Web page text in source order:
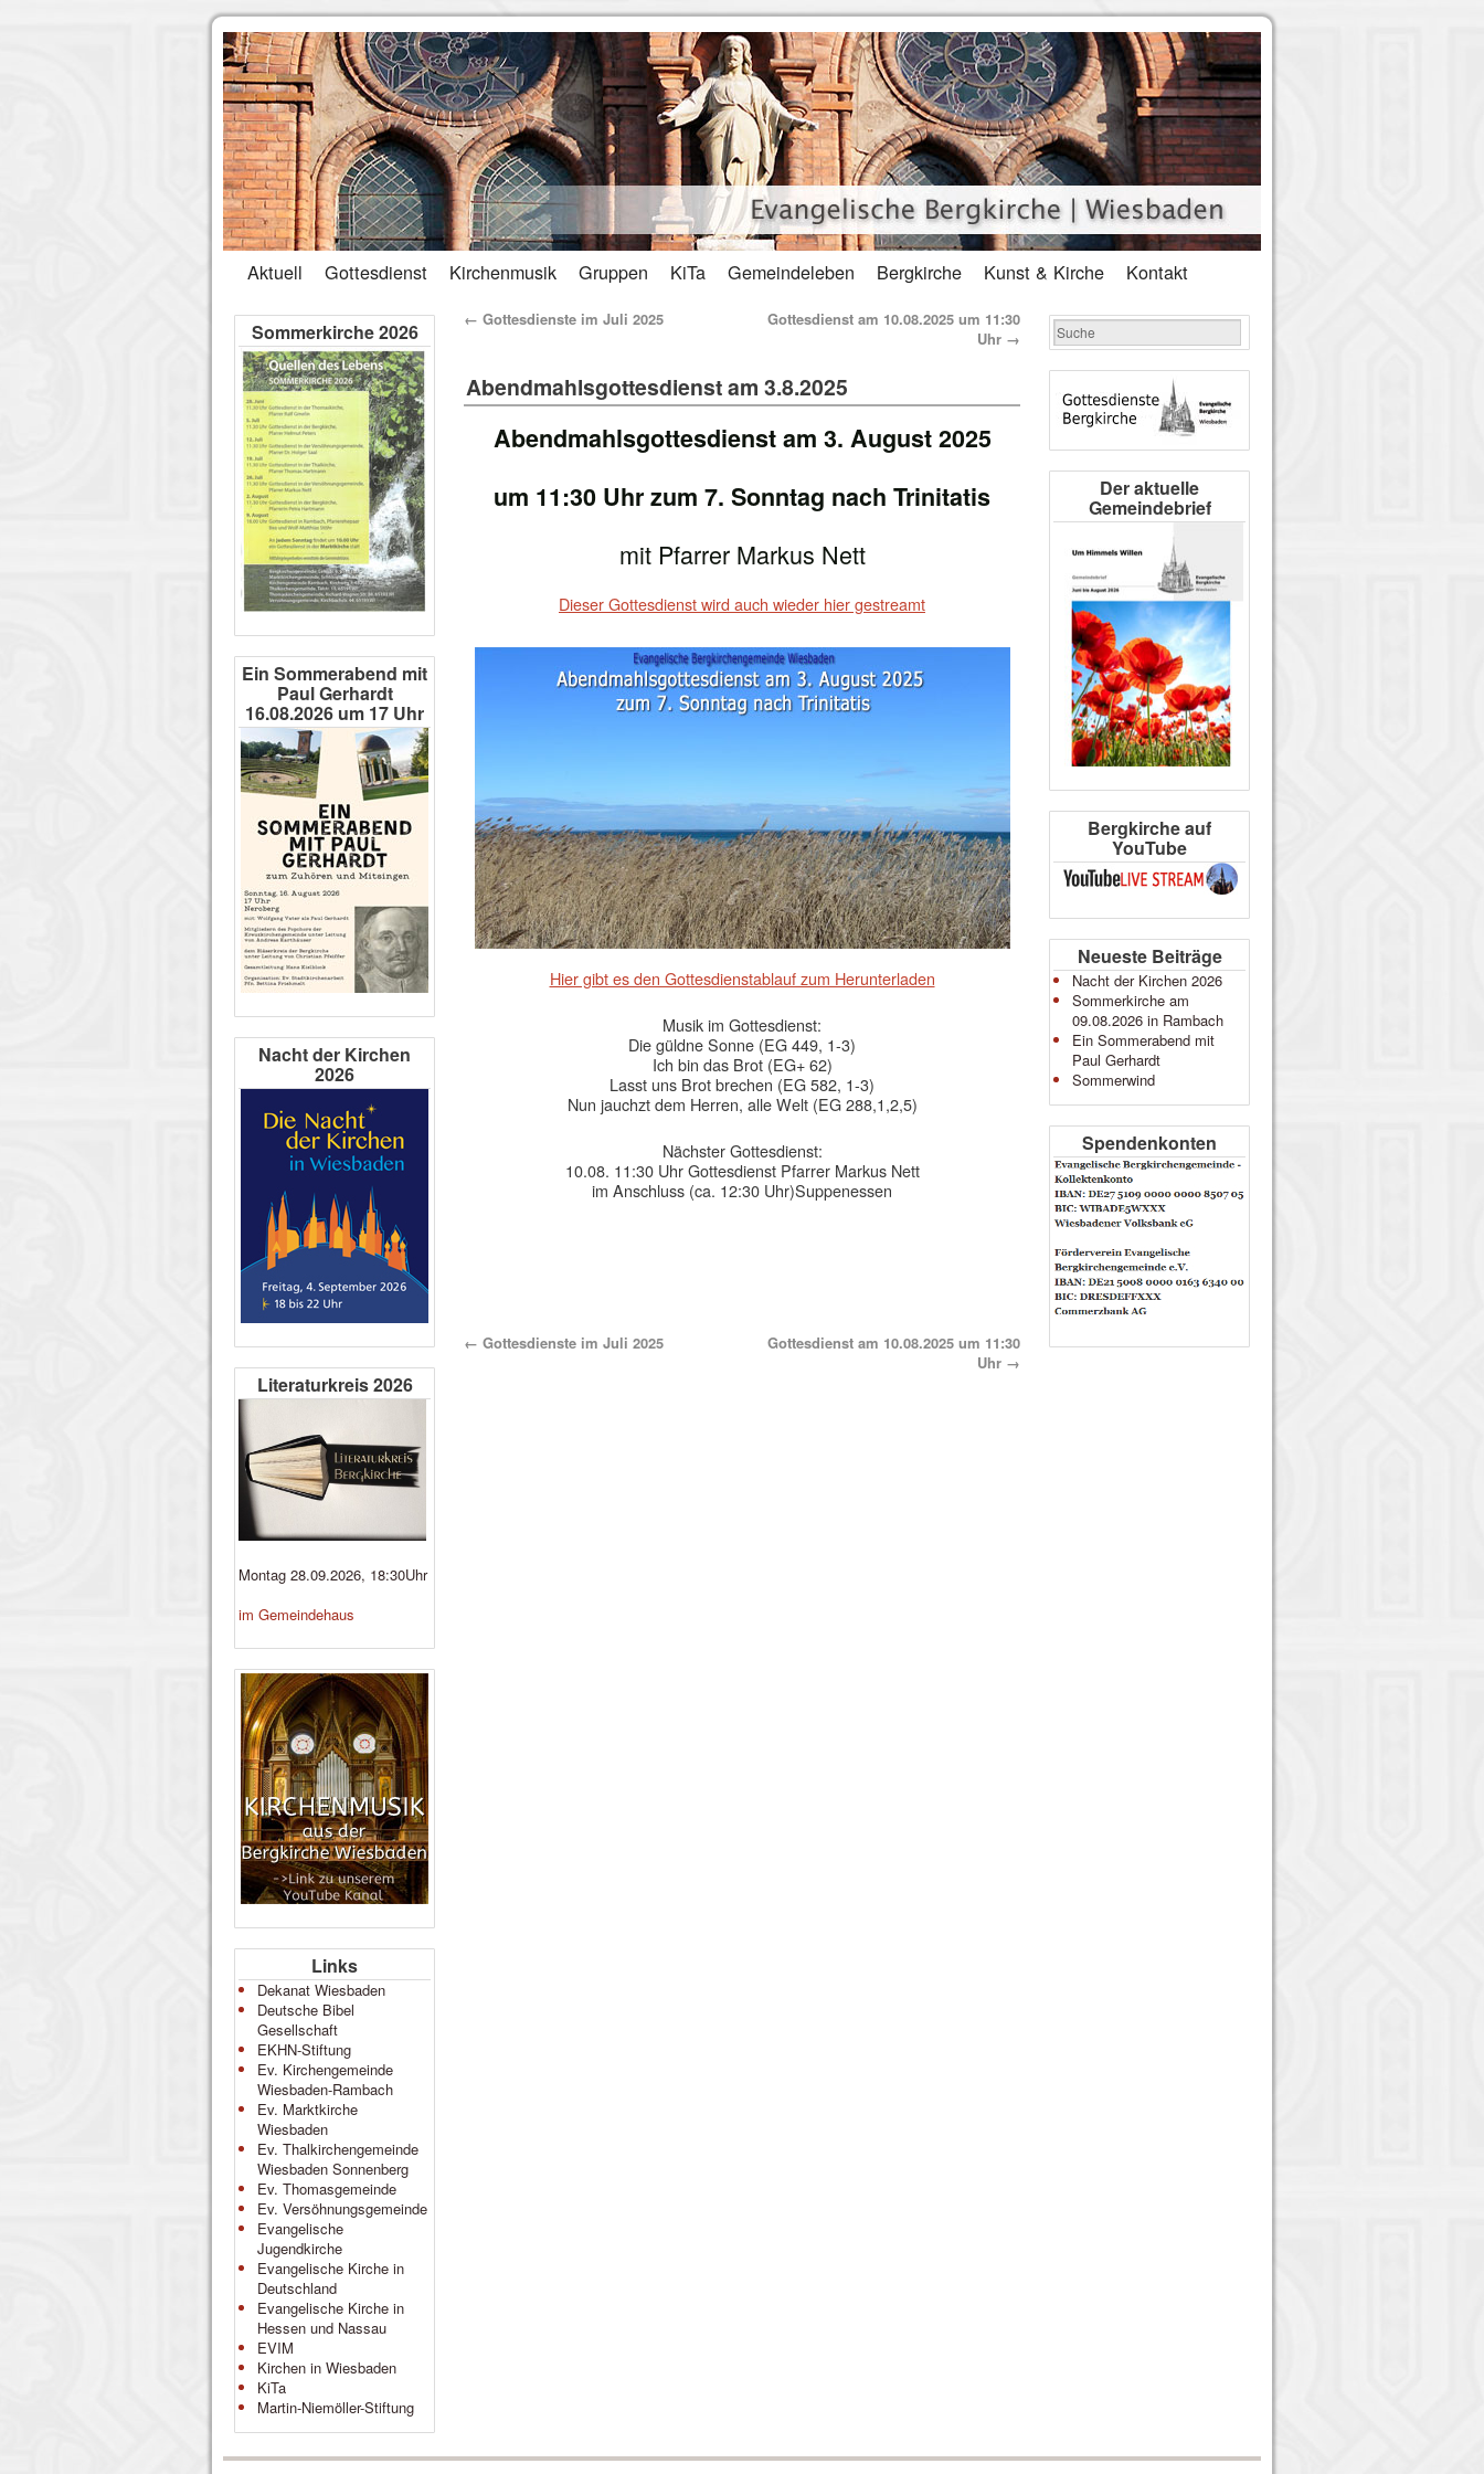
Aktuell Gottesdienst Kirchenmusik Gruppen KiTa Gemeindeleben Bergkirche Kunst & Kirche Kontakt
← Gottesdienste im Juli 2025
Gottesdienst am 10.08.2025 um 11:30
Uhr →
Abendmahlsgottesdienst am 3.8.2025
Abendmahlsgottesdienst am 3. August 2025
um 11:30 Uhr zum 7. Sonntag nach Trinitatis
mit Pfarrer Markus Nett
Dieser Gottesdienst wird auch wieder hier gestreamt
Hier gibt es den Gottesdienstablauf zum Herunterladen
Musik im Gottesdienst:
Die güldne Sonne (EG 449, 1-3)
Ich bin das Brot (EG+ 62)
Lasst uns Brot brechen (EG 582, 1-3)
Nun jauchzt dem Herren, alle Welt (EG 288,1,2,5)
Nächster Gottesdienst:
10.08. 11:30 Uhr Gottesdienst Pfarrer Markus Nett
im Anschluss (ca. 12:30 Uhr)Suppenessen
← Gottesdienste im Juli 2025
Gottesdienst am 10.08.2025 um 11:30
Uhr →
Sommerkirche 2026
Ein Sommerabend mit
Paul Gerhardt
16.08.2026 um 17 Uhr
Nacht der Kirchen
2026
Literaturkreis 2026
Montag 28.09.2026, 18:30Uhr
im Gemeindehaus
Links
Dekanat Wiesbaden
Deutsche Bibel
Gesellschaft
EKHN-Stiftung
Ev. Kirchengemeinde
Wiesbaden-Rambach
Ev. Marktkirche
Wiesbaden
Ev. Thalkirchengemeinde
Wiesbaden Sonnenberg
Ev. Thomasgemeinde
Ev. Versöhnungsgemeinde
Evangelische
Jugendkirche
Evangelische Kirche in
Deutschland
Evangelische Kirche in
Hessen und Nassau
EVIM
Kirchen in Wiesbaden
KiTa
Martin-Niemöller-Stiftung
Der aktuelle
Gemeindebrief
Bergkirche auf
YouTube
Neueste Beiträge
Nacht der Kirchen 2026
Sommerkirche am
09.08.2026 in Rambach
Ein Sommerabend mit
Paul Gerhardt
Sommerwind
Spendenkonten